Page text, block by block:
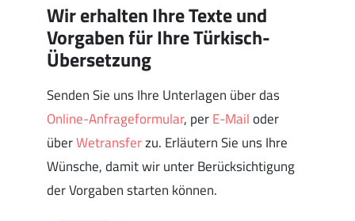
Wir erhalten Ihre Texte und
Vorgaben für Ihre Türkisch-
Übersetzung
Senden Sie uns Ihre Unterlagen über das
Online-Anfrageformular, perE-Mailoder
überWetransferzu. Erläutern Sie uns Ihre
Wünsche, damit wir unter Berücksichtigung
der Vorgaben starten können.